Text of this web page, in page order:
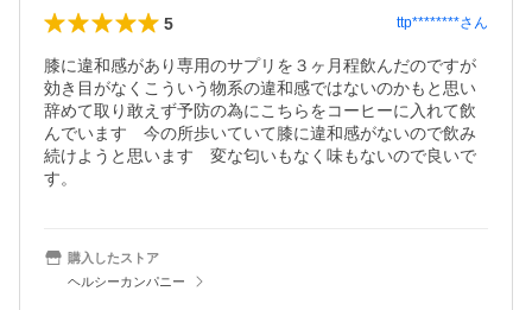
5 ttp********さん
膝に違和感があり専用のサプリを３ヶ月程飲んだのですが
効き目がなくこういう物系の違和感ではないのかもと思い
辞めて取り敢えず予防の為にこちらをコーヒーに入れて飲
んでいます　今の所歩いていて膝に違和感がないので飲み
続けようと思います　変な匂いもなく味もないので良いで
す。
購入したストア
ヘルシーカンパニー